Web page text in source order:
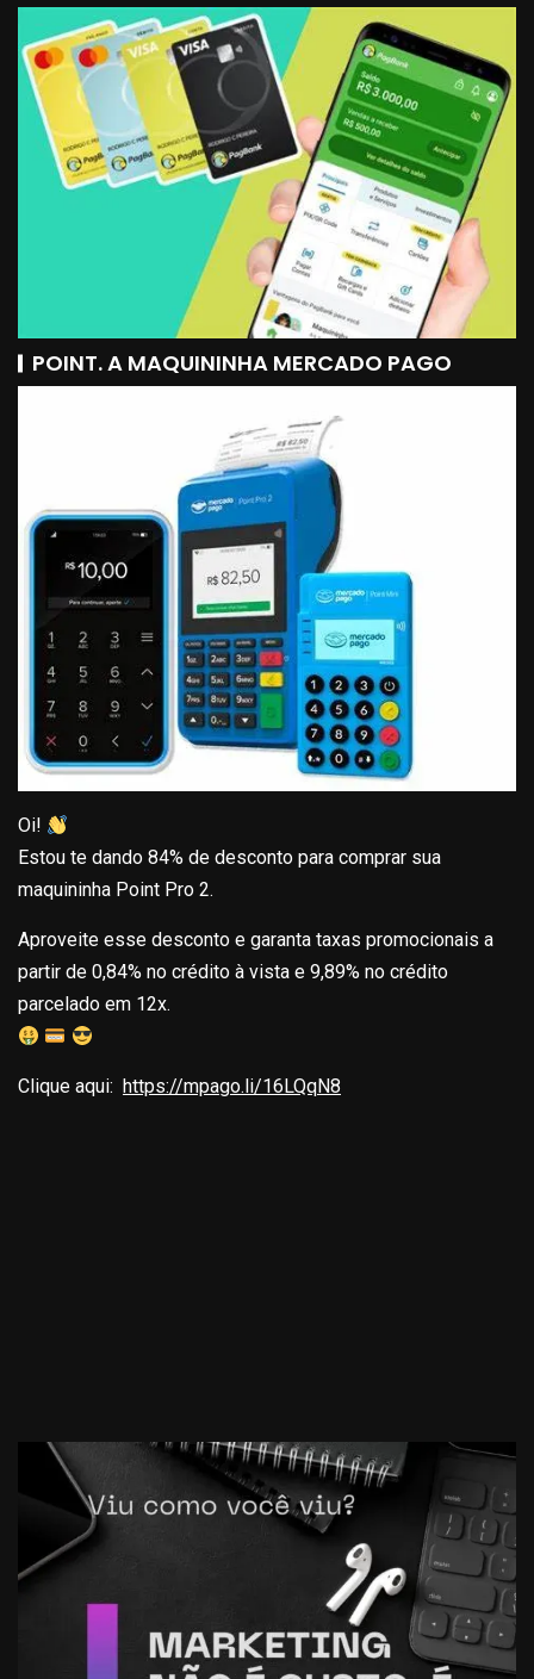
POINT. A MAQUININHA MERCADO PAGO
Oi!
Estou te dando 84% de desconto para comprar sua
maquininha Point Pro 2.
Aproveite esse desconto e garanta taxas promocionais a
partir de 0,84% no crédito à vista e 9,89% no crédito
parcelado em 12x.
Clique aqui: https://mpago.li/16LQqN8